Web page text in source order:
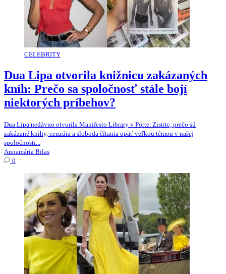
CELEBRITY
Dua Lipa otvorila knižnicu zakázaných
kníh: Prečo sa spoločnosť stále bojí
niektorých príbehov?
Dua Lipa nedávno otvorila Manifesto Library v Porte. Zistite, prečo sú
zakázané knihy, cenzúra a sloboda čítania opäť veľkou témou v našej
spoločnosti...
Annamária Bilas
0